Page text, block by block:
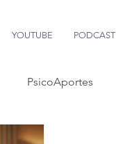
YOUTUBE PODCAST
PsicoAportes